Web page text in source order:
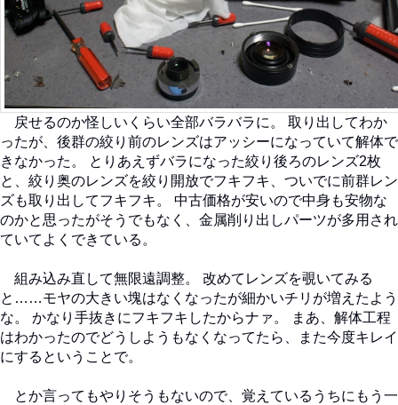
戻せるのか怪しいくらい全部バラバラに。 取り出してわか
ったが、後群の絞り前のレンズはアッシーになっていて解体で
きなかった。 とりあえずバラになった絞り後ろのレンズ2枚
と、絞り奥のレンズを絞り開放でフキフキ、ついでに前群レン
ズも取り出してフキフキ。 中古価格が安いので中身も安物な
のかと思ったがそうでもなく、金属削り出しパーツが多用され
ていてよくできている。
組み込み直して無限遠調整。 改めてレンズを覗いてみる
と……モヤの大きい塊はなくなったが細かいチリが増えたよう
な。 かなり手抜きにフキフキしたからナァ。 まあ、解体工程
はわかったのでどうしようもなくなってたら、また今度キレイ
にするということで。
とか言ってもやりそうもないので、覚えているうちにもう一